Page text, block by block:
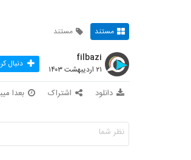
مستند مستند
filbazi
۲۱ اردیبهشت ۱۴۰۳ دنبال
دانلود اشتراک بعدا